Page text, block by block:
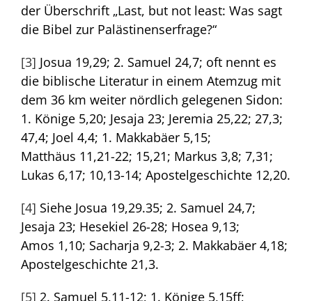
der Überschrift „Last, but not least: Was sagt
die Bibel zur Palästinenserfrage?“
[3] Josua 19,29; 2. Samuel 24,7; oft nennt es
die biblische Literatur in einem Atemzug mit
dem 36 km weiter nördlich gelegenen Sidon:
1. Könige 5,20; Jesaja 23; Jeremia 25,22; 27,3;
47,4; Joel 4,4; 1. Makkabäer 5,15;
Matthäus 11,21-22; 15,21; Markus 3,8; 7,31;
Lukas 6,17; 10,13-14; Apostelgeschichte 12,20.
[4] Siehe Josua 19,29.35; 2. Samuel 24,7;
Jesaja 23; Hesekiel 26-28; Hosea 9,13;
Amos 1,10; Sacharja 9,2-3; 2. Makkabäer 4,18;
Apostelgeschichte 21,3.
[5] 2. Samuel 5,11-12; 1. Könige 5,15ff;